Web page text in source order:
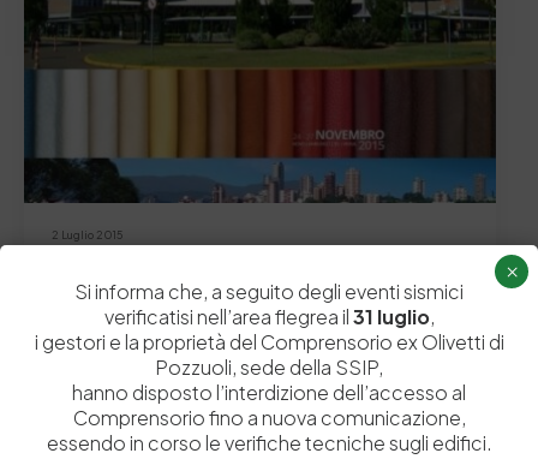
2 Luglio 2015
ABQTIC is the association currently in charge of the
organisation of the XXXIII IULTCS CONGRESS…
by Admin_dev2 0 0
Si informa che, a seguito degli eventi sismici
verificatisi nell’area flegrea il31 luglio,
i gestori e la proprietà del Comprensorio ex Olivetti di
Pozzuoli, sede della SSIP,
hanno disposto l’interdizione dell’accesso al
Comprensorio fino a nuova comunicazione,
essendo in corso le verifiche tecniche sugli edifici.
×